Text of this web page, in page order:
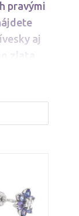
pravými
aj
ste si
ani
jemným